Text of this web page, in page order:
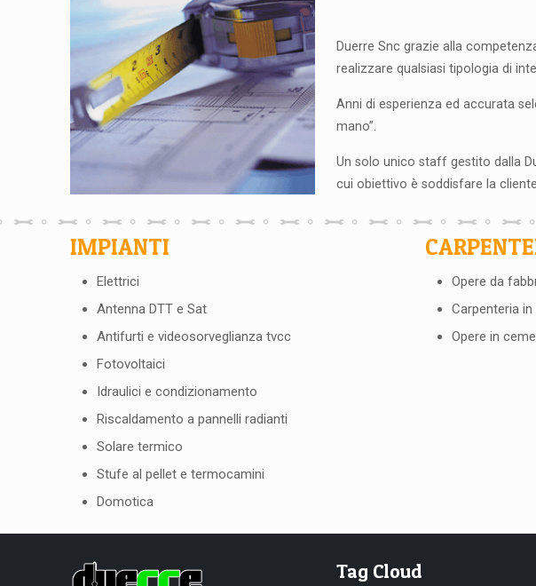
Duerre Snc grazie alla
realizzare qualsiasi tipologia di
Anni di esperienza ed accurata
mano”.
Un solo unico staff gestito dalla
cui obiettivo è soddisfare la
IMPIANTI
Elettrici
Antenna DTT e Sat
Antifurti e videosorveglianza tvcc
Fotovoltaici
Idraulici e condizionamento
Riscaldamento a pannelli radianti
Solare termico
Stufe al pellet e termocamini
Domotica
Opere da
Carpenteria in
Opere in
Tag Cloud